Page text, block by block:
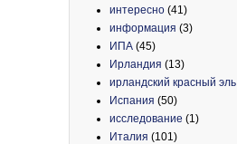
интересно (41)
информация (3)
ИПА (45)
Ирландия (13)
ирландский красный эль
Испания (50)
исследование (1)
Италия (101)